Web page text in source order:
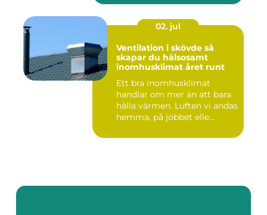
02. jul
Ventilation i skövde så
skapar du hälsosamt
inomhusklimat året runt
Ett bra inomhusklimat
handlar om mer än att bara
hålla värmen. Luften vi andas
hemma, på jobbet elle...